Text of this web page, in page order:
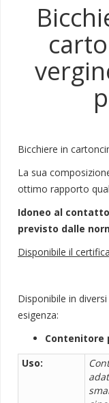
Bicchiere in
La sua
ottimo rapporto
Idoneo al
previsto dalle
Disponibile il
Disponibile in
esigenza:
Contenitore
Uso: